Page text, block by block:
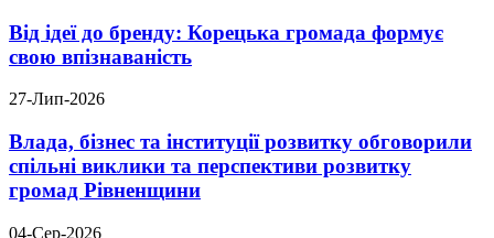
Від ідеї до бренду: Корецька громада формує
свою впізнаваність
27-Лип-2026
Влада, бізнес та інституції розвитку обговорили
спільні виклики та перспективи розвитку
громад Рівненщини
04-Сер-2026